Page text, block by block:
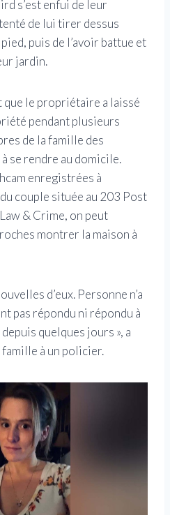
s’est enfui de leur
de lui tirer dessus
puis de l’avoir battue et
jardin.
que le propriétaire a laissé
pendant plusieurs
de la famille des
se rendre au domicile.
enregistrées à
couple située au 203 Post
& Crime, on peut
montrer la maison à
d’eux. Personne n’a
pas répondu ni répondu à
quelques jours », a
à un policier.